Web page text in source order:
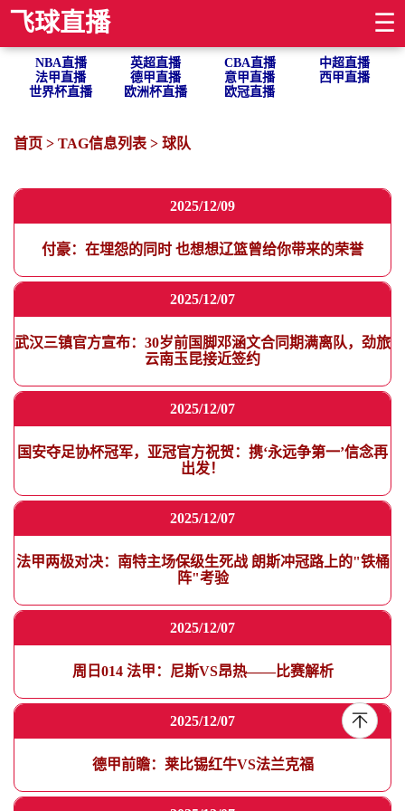
飞球直播 ☰
NBA直播 英超直播 CBA直播
中超直播
法甲直播
德甲直播 意甲直播
西甲直播
世界杯直播
欧洲杯直播 欧冠直播
首页 > TAG信息列表 > 球队
2025/12/09
付豪：在埋怨的同时 也想想辽篮曾给你带来的荣誉
2025/12/07
武汉三镇官方宣布：30岁前国脚邓涵文合同期满离队，劲旅
云南玉昆接近签约
2025/12/07
国安夺足协杯冠军，亚冠官方祝贺：携‘永远争第一’信念再
出发！
2025/12/07
法甲两极对决：南特主场保级生死战 朗斯冲冠路上的"铁桶
阵"考验
2025/12/07
周日014 法甲：尼斯VS昂热——比赛解析
2025/12/07
德甲前瞻：莱比锡红牛VS法兰克福